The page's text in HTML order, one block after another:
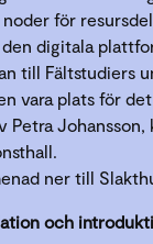
noder för
digitala
till Fältstudiers
vara plats för
Petra Johansson,
ner till
och